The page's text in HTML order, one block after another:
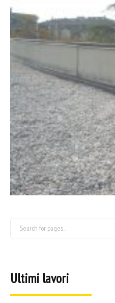
Ultimi lavori